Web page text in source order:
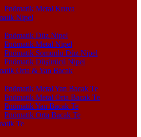
Pnömatik Metal Kruva
Nipel
Pnömatik Düz Nipel
Pnömatik Metal Nipel
Pnömatik Somunlu Düz Nipel
Pnömatik Düşürücü Nipel
Orta & Yan Bacak
Pnömatik Metal Yan Bacak Te
Pnömatik Metal Orta Bacak Te
Pnömatik Yan Bacak Te
Pnömatik Orta Bacak Te
Te